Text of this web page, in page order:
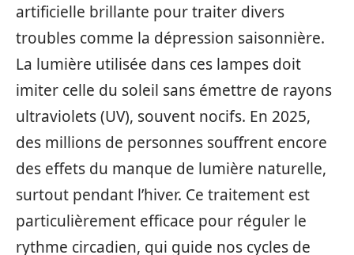
artificielle brillante pour traiter divers
troubles comme la dépression saisonnière.
La lumière utilisée dans ces lampes doit
imiter celle du soleil sans émettre de rayons
ultraviolets (UV), souvent nocifs. En 2025,
des millions de personnes souffrent encore
des effets du manque de lumière naturelle,
surtout pendant l’hiver. Ce traitement est
particulièrement efficace pour réguler le
rythme circadien, qui guide nos cycles de